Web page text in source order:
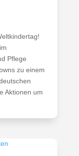
Pflege
zu einem
Aktionen um